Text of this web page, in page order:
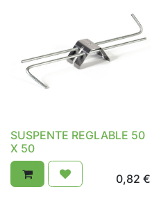
SUSPENTE REGLABLE 50
X 50
0,82 €